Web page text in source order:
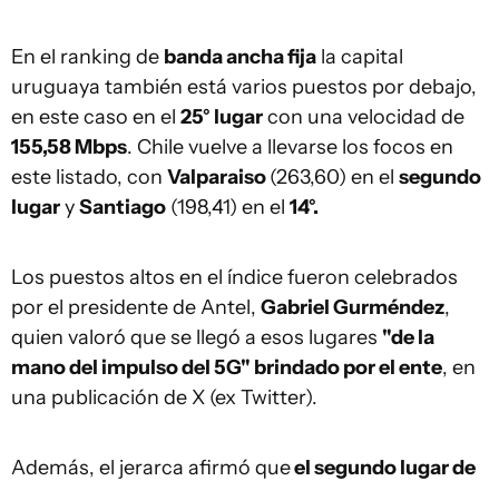
En el ranking de banda ancha fija la capital
uruguaya también está varios puestos por debajo,
en este caso en el 25° lugarcon una velocidad de
155,58 Mbps. Chile vuelve a llevarse los focos en
este listado, con Valparaiso(263,60) en el segundo
lugarySantiago (198,41) en el 14°.
Los puestos altos en el índice fueron celebrados
por el presidente de Antel, Gabriel Gurméndez,
quien valoró que se llegó a esos lugares "de la
mano del impulso del 5G" brindado por el ente, en
una publicación de X (ex Twitter).
Además, el jerarca afirmó queel segundo lugar de